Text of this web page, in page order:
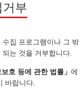
거부
집 프로그램이나 그 밖
는 것을 거부합니다.
호 등에 관한 법률」 에
바랍니다.